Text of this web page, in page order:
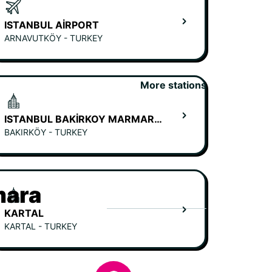
ISTANBUL AIRPORT
ARNAVUTKÖY - TURKEY
ISTANBUL BAKIRKOY MARMARA FORUM MALL
BAKIRKÖY - TURKEY
KARTAL
KARTAL - TURKEY
More stations